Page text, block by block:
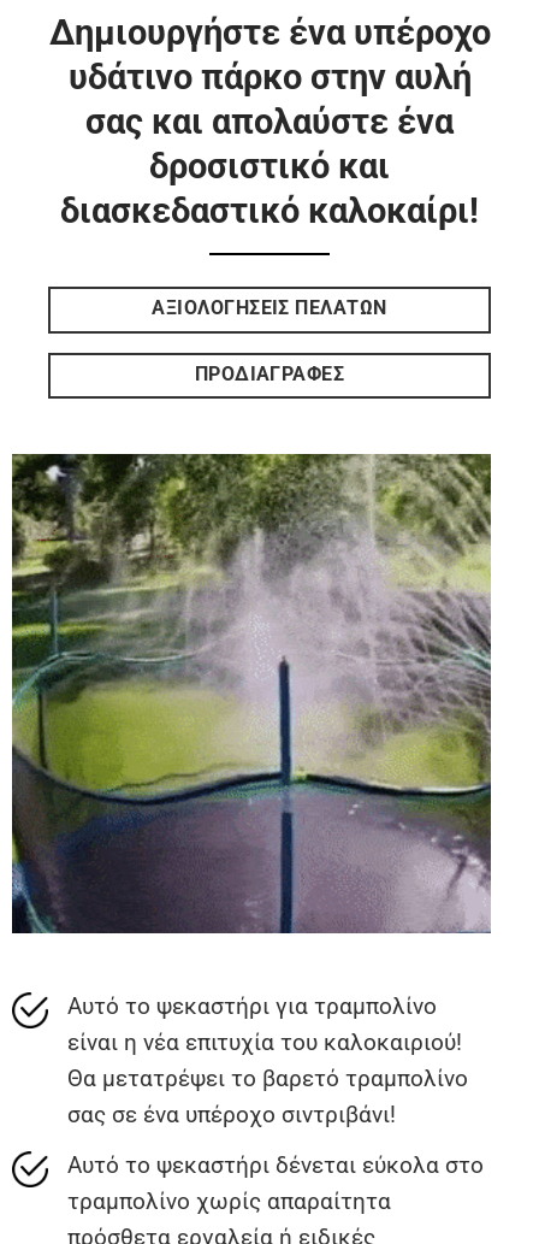
Δημιουργήστε ένα υπέροχο
υδάτινο πάρκο στην αυλή
σας και απολαύστε ένα
δροσιστικό και
διασκεδαστικό καλοκαίρι!
ΑΞΙΟΛΟΓΗΣΕΙΣ ΠΕΛΑΤΩΝ
ΠΡΟΔΙΑΓΡΑΦΕΣ
Αυτό το ψεκαστήρι για τραμπολίνο
είναι η νέα επιτυχία του καλοκαιριού!
Θα μετατρέψει το βαρετό τραμπολίνο
σας σε ένα υπέροχο σιντριβάνι!
Αυτό το ψεκαστήρι δένεται εύκολα στο
τραμπολίνο χωρίς απαραίτητα
πρόσθετα εργαλεία ή ειδικές